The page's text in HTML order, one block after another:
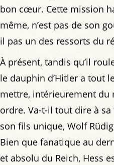
bon cœur. Cette mission
même, n’est pas de son
il pas un des ressorts du
À présent, tandis qu’il
le dauphin d’Hitler a tout
mettre, intérieurement du
ordre. Va-t-il tout dire à
son fils unique, Wolf
Bien que fanatique au
et absolu du Reich, Hess